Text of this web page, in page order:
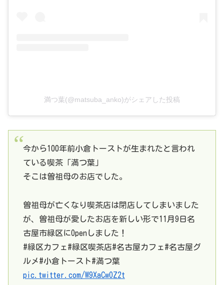
満つ葉(@matsuba_anko)がシェアした投稿
今から100年前小倉トーストが生まれたと言われ
ている喫茶「満つ葉」
そこは曽祖母のお店でした。
曽祖母が亡くなり喫茶店は閉店してしまいました
が、曽祖母が愛したお店を新しい形で11月9日名
古屋市緑区にOpenしました！
#緑区カフェ#緑区喫茶店#名古屋カフェ#名古屋グ
ルメ#小倉トースト#満つ葉
pic.twitter.com/W9XaCwOZ2t